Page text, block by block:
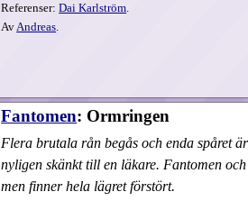
Referenser:Dai Karlström.
AvAndreas.
Fantomen: Ormringen
Flera brutala rån begås och enda spåret
nyligen skänkt till en läkare. Fantomen
men finner hela lägret förstört.